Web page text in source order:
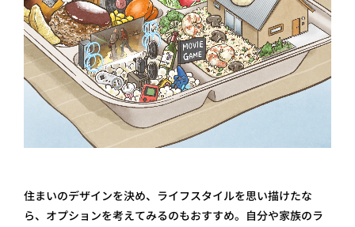
住まいのデザインを決め、ライフスタイルを思い描けたな
ら、オプションを考えてみるのもおすすめ。自分や家族のラ